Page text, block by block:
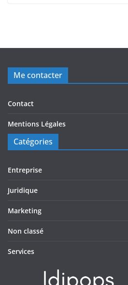
Me contacter
Contact
Mentions Légales
Catégories
Entreprise
Juridique
Marketing
Non classé
Services